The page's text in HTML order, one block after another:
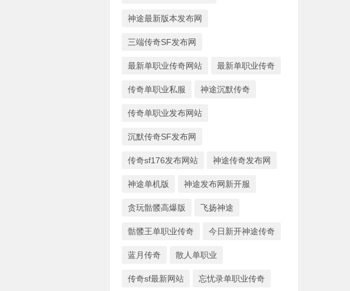
神途最新版本发布网
三端传奇SF发布网
最新单职业传奇网站 最新单职业传奇
传奇单职业私服 神途沉默传奇
传奇单职业发布网站
沉默传奇SF发布网
传奇sf176发布网站 神途传奇发布网
神途单机版 神途发布网新开服
贪玩骷髅高爆版 飞扬神途
骷髅王单职业传奇 今日新开神途传奇
蓝月传奇 散人单职业
传奇sf最新网站 忘忧录单职业传奇